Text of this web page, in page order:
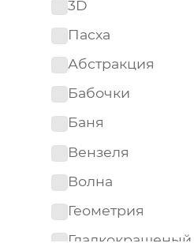
Изумрудный
Капучино
Коричневый
Красный
Ментоловый
Мятный
Оливковый
Оранжевый
3D
Пасха
Абстракция
Бабочки
Баня
Вензеля
Волна
Геометрия
Гладкокрашеный